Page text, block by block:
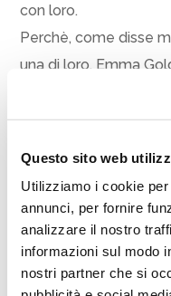
Questo sito web
Utilizziamo i cookie
annunci, per fornire
analizzare il nostro
informazioni sul modo
nostri partner che si
con loro.
Perchè, come disse
una di loro, Emma
Serena Dandini e
controcorrente,
incomprese, che
traguardi che
addirittura